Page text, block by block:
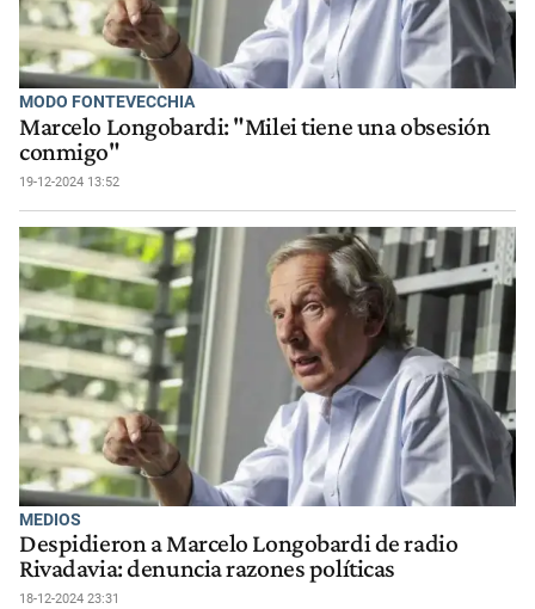
MODO FONTEVECCHIA
Marcelo Longobardi: "Milei tiene una obsesión
conmigo"
19-12-2024 13:52
MEDIOS
Despidieron a Marcelo Longobardi de radio
Rivadavia: denuncia razones políticas
18-12-2024 23:31